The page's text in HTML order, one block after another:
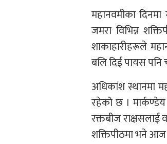
महानवमीका
जमरा विभिन्न
शाकाहारीहरूले
बलि दिई पायस
अधिकांश स्थानमा
रहेको छ ।
रक्तबीज
शक्तिपीठमा भने आज